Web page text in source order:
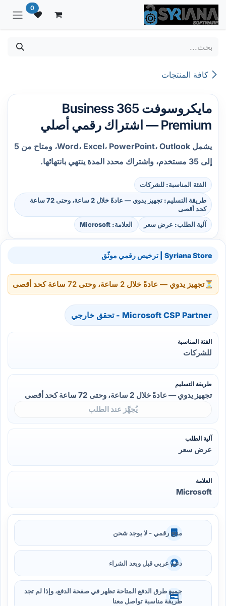
تخطي للذهاب إلى المحتوى 0
كافة المنتجات
مايكروسوفت 365 Business
Premium — اشتراك رقمي أصلي
يشمل Word، Excel، PowerPoint، Outlook، ومتاح من 5
إلى 35 مستخدم، واشتراك محدد المدة ينتهي بانتهائها.
الفئة المناسبة: للشركات
طريقة التسليم: تجهيز يدوي — عادةً خلال 2 ساعة، وحتى 72 ساعة
كحد أقصى
آلية الطلب: عرض سعر العلامة: Microsoft
Syriana Store | ترخيص رقمي موثّق
⏳تجهيز يدوي — عادةً خلال 2 ساعة، وحتى 72 ساعة كحد أقصى
Microsoft CSP Partner - تحقق خارجي
الفئة المناسبة
للشركات
طريقة التسليم
تجهيز يدوي — عادةً خلال 2 ساعة، وحتى 72 ساعة كحد أقصى
يُجهَّز عند الطلب
آلية الطلب
عرض سعر
العلامة
Microsoft
منتج رقمي - لا يوجد شحن
دعم عربي قبل وبعد الشراء
جميع طرق الدفع المتاحة تظهر في صفحة الدفع، وإذا لم تجد
طريقة مناسبة تواصل معنا